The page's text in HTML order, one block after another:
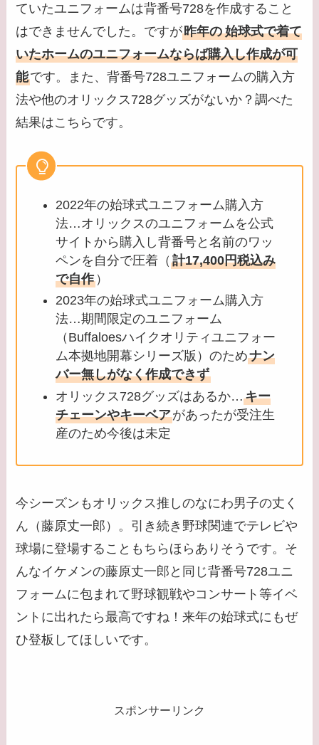
ていたユニフォームは背番号728を作成すること
はできませんでした。ですが昨年の 始球式で着て
いたホームのユニフォームならば購入し作成が可
能です。また、背番号728ユニフォームの購入方
法や他のオリックス728グッズがないか？調べた
結果はこちらです。
2022年の始球式ユニフォーム購入方
法…オリックスのユニフォームを公式
サイトから購入し背番号と名前のワッ
ペンを自分で圧着（計17,400円税込み
で自作 ）
2023年の始球式ユニフォーム購入方
法…期間限定のユニフォーム
（Buffaloesハイクオリティユニフォー
ム本拠地開幕シリーズ版）のためナン
バー無しがなく作成できず
オリックス728グッズはあるか…キー
チェーンやキーベアがあったが受注生
産のため今後は未定
今シーズンもオリックス推しのなにわ男子の丈く
ん（藤原丈一郎）。引き続き野球関連でテレビや
球場に登場することもちらほらありそうです。そ
んなイケメンの藤原丈一郎と同じ背番号728ユニ
フォームに包まれて野球観戦やコンサート等イベ
ントに出れたら最高ですね！来年の始球式にもぜ
ひ登板してほしいです。
スポンサーリンク